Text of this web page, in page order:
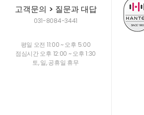
고객문의 > 질문과 대답
031-8084-3441
평일 오전 11:00 ~ 오후 5:00
점심시간 오후 12:00 ~ 오후 1:30
토, 일, 공휴일 휴무